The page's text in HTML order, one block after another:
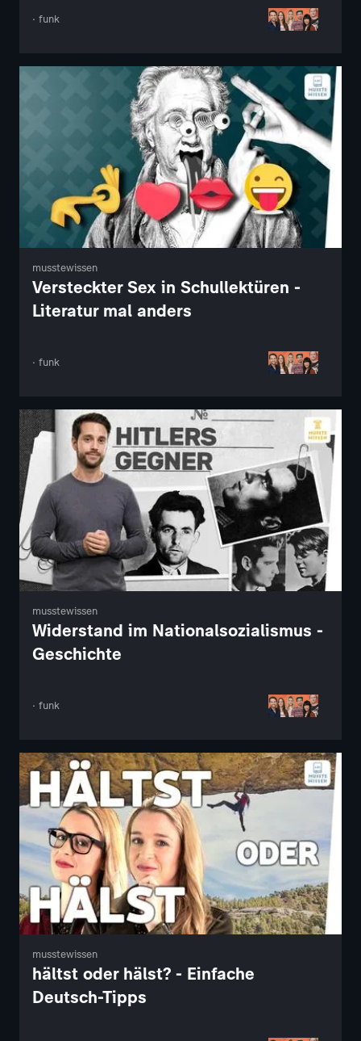
· funk
musstewissen
Versteckter Sex in Schullektüren -
Literatur mal anders
· funk
musstewissen
Widerstand im Nationalsozialismus -
Geschichte
· funk
musstewissen
hältst oder hälst? - Einfache
Deutsch-Tipps